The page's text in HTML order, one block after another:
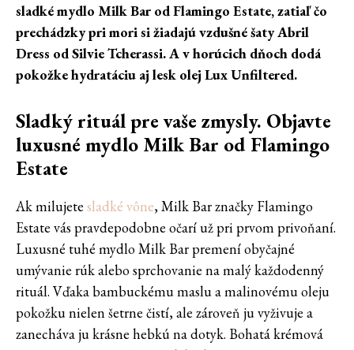
sladké mydlo Milk Bar od Flamingo Estate, zatiaľ čo
prechádzky pri mori si žiadajú vzdušné šaty Abril
Dress od Silvie Tcherassi. A v horúcich dňoch dodá
pokožke hydratáciu aj lesk olej Lux Unfiltered.
Sladký rituál pre vaše zmysly. Objavte
luxusné mydlo Milk Bar od Flamingo
Estate
Ak milujete sladké vône, Milk Bar značky Flamingo
Estate vás pravdepodobne očarí už pri prvom privoňaní.
Luxusné tuhé mydlo Milk Bar premení obyčajné
umývanie rúk alebo sprchovanie na malý každodenný
rituál. Vďaka bambuckému maslu a malinovému oleju
pokožku nielen šetrne čistí, ale zároveň ju vyživuje a
zanecháva ju krásne hebkú na dotyk. Bohatá krémová